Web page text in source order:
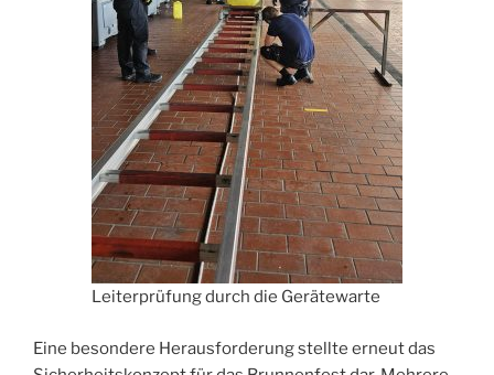
Leiterprüfung durch die Gerätewarte
Eine besondere Herausforderung stellte erneut das